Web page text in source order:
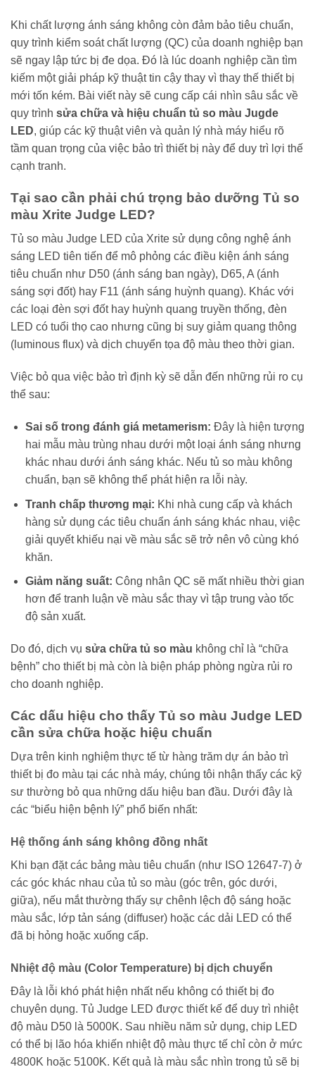
Khi chất lượng ánh sáng không còn đảm bảo tiêu chuẩn,
quy trình kiểm soát chất lượng (QC) của doanh nghiệp bạn
sẽ ngay lập tức bị đe dọa. Đó là lúc doanh nghiệp cần tìm
kiếm một giải pháp kỹ thuật tin cậy thay vì thay thế thiết bị
mới tốn kém. Bài viết này sẽ cung cấp cái nhìn sâu sắc về
quy trình sửa chữa và hiệu chuẩn tủ so màu Jugde
LED, giúp các kỹ thuật viên và quản lý nhà máy hiểu rõ
tầm quan trọng của việc bảo trì thiết bị này để duy trì lợi thế
cạnh tranh.
Tại sao cần phải chú trọng bảo dưỡng Tủ so
màu Xrite Judge LED?
Tủ so màu Judge LED của Xrite sử dụng công nghệ ánh
sáng LED tiên tiến để mô phỏng các điều kiện ánh sáng
tiêu chuẩn như D50 (ánh sáng ban ngày), D65, A (ánh
sáng sợi đốt) hay F11 (ánh sáng huỳnh quang). Khác với
các loại đèn sợi đốt hay huỳnh quang truyền thống, đèn
LED có tuổi thọ cao nhưng cũng bị suy giảm quang thông
(luminous flux) và dịch chuyển tọa độ màu theo thời gian.
Việc bỏ qua việc bảo trì định kỳ sẽ dẫn đến những rủi ro cụ
thể sau:
Sai số trong đánh giá metamerism: Đây là hiện tượng
hai mẫu màu trùng nhau dưới một loại ánh sáng nhưng
khác nhau dưới ánh sáng khác. Nếu tủ so màu không
chuẩn, bạn sẽ không thể phát hiện ra lỗi này.
Tranh chấp thương mại: Khi nhà cung cấp và khách
hàng sử dụng các tiêu chuẩn ánh sáng khác nhau, việc
giải quyết khiếu nại về màu sắc sẽ trở nên vô cùng khó
khăn.
Giảm năng suất: Công nhân QC sẽ mất nhiều thời gian
hơn để tranh luận về màu sắc thay vì tập trung vào tốc
độ sản xuất.
Do đó, dịch vụ sửa chữa tủ so màu không chỉ là “chữa
bệnh” cho thiết bị mà còn là biện pháp phòng ngừa rủi ro
cho doanh nghiệp.
Các dấu hiệu cho thấy Tủ so màu Judge LED
cần sửa chữa hoặc hiệu chuẩn
Dựa trên kinh nghiệm thực tế từ hàng trăm dự án bảo trì
thiết bị đo màu tại các nhà máy, chúng tôi nhận thấy các kỹ
sư thường bỏ qua những dấu hiệu ban đầu. Dưới đây là
các “biểu hiện bệnh lý” phổ biến nhất:
Hệ thống ánh sáng không đồng nhất
Khi bạn đặt các bảng màu tiêu chuẩn (như ISO 12647-7) ở
các góc khác nhau của tủ so màu (góc trên, góc dưới,
giữa), nếu mắt thường thấy sự chênh lệch độ sáng hoặc
màu sắc, lớp tản sáng (diffuser) hoặc các dải LED có thể
đã bị hỏng hoặc xuống cấp.
Nhiệt độ màu (Color Temperature) bị dịch chuyển
Đây là lỗi khó phát hiện nhất nếu không có thiết bị đo
chuyên dụng. Tủ Judge LED được thiết kế để duy trì nhiệt
độ màu D50 là 5000K. Sau nhiều năm sử dụng, chip LED
có thể bị lão hóa khiến nhiệt độ màu thực tế chỉ còn ở mức
4800K hoặc 5100K. Kết quả là màu sắc nhìn trong tủ sẽ bị